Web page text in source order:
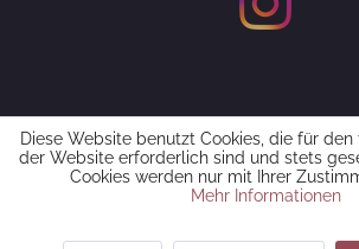
Diese Website benutzt Cookies, die für
der Website erforderlich sind und stets
Cookies werden nur mit Ihrer
Mehr Informationen